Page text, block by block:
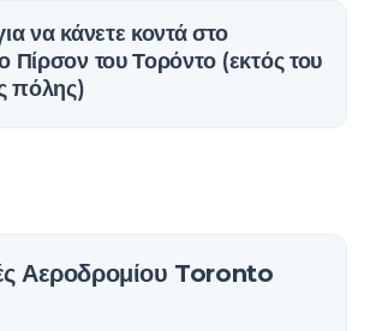
να κάνετε κοντά στο
Πίρσον του Τορόντο (εκτός του
πόλης)
Αεροδρομίου Toronto